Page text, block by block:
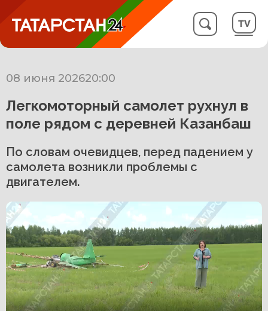
08 июня 202620:00
Легкомоторный самолет рухнул в
поле рядом с деревней Казанбаш
По словам очевидцев, перед падением у
самолета возникли проблемы с
двигателем.